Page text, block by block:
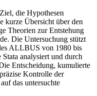
die Hypothesen
kurze Übersicht über den
Theorien zur Entstehung
Die Untersuchung stützt
ALLBUS von 1980 bis
analysiert und durch
Entscheidung, kumulierte
Kontrolle der
das untersuchte